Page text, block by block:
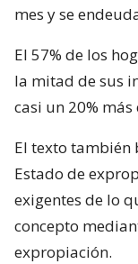
mes y se
El 57% de los
la mitad de sus
casi un 20% más
El texto
Estado de
exigentes de lo
concepto
expropiación.